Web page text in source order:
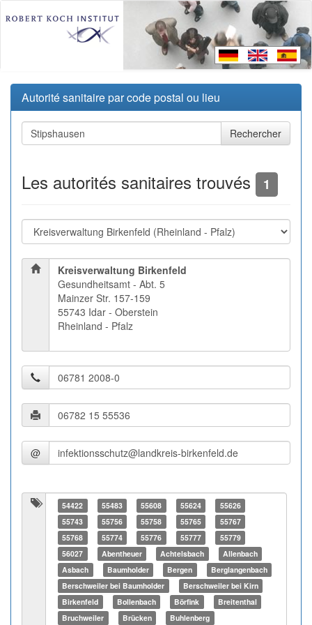
Autorité sanitaire par code postal ou lieu
Les autorités sanitaires trouvés 1
Kreisverwaltung Birkenfeld
Gesundheitsamt - Abt. 5
Mainzer Str. 157-159
55743 Idar - Oberstein
Rheinland - Pfalz
@
54422 55483 55608 55624
55626
55743
55756 55758 55765
55767
55768
55774 55776 55777
55779
56027
Abentheuer Achtelsbach
Allenbach
Asbach
Baumholder Bergen
Berglangenbach
Berschweiler bei Baumholder
Berschweiler bei Kirn
Birkenfeld
Bollenbach Börfink
Breitenthal
Bruchweiler
Brücken Buhlenberg